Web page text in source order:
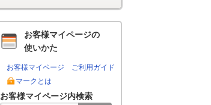
お客様マイページの
使いかた
お客様マイページ ご利用ガイド
マークとは
お客様マイページ内検索